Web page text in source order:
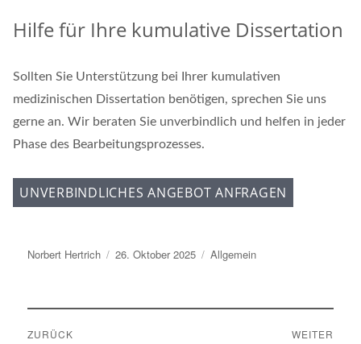
Hilfe für Ihre kumulative Dissertation
Sollten Sie Unterstützung bei Ihrer kumulativen
medizinischen Dissertation benötigen, sprechen Sie uns
gerne an. Wir beraten Sie unverbindlich und helfen in jeder
Phase des Bearbeitungsprozesses.
UNVERBINDLICHES ANGEBOT ANFRAGEN
Autor
Norbert Hertrich
Veröffentlicht
26. Oktober 2025 Kategorien
Allgemein
Beitragsnavigation
ZURÜCK
WEITER